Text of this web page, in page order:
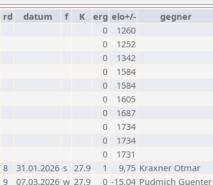
rd datum f K erg elo+/- gegner
0
1260
0
1252
0
1342
0
1584
0
1584
0
1605
0
1687
0
1734
0
1734
0
1731
8 31.01.2026 s 27.9 1 9,75 Kraxner Otmar
9 07.03.2026 w 27.9 0 -15,04 Pudmich Guenter